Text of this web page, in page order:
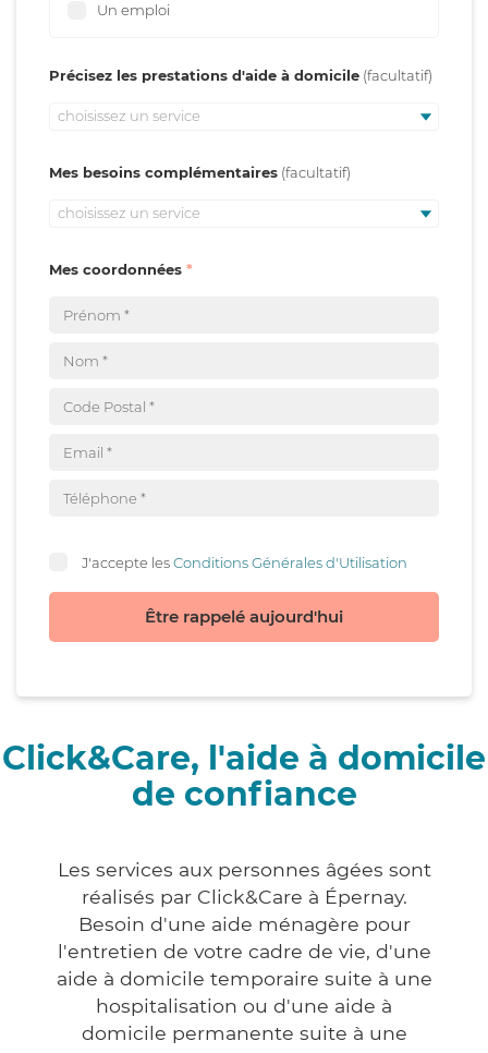
Un emploi
Précisez les prestations d'aide à domicile
choisissez un service
Mes besoins complémentaires
choisissez un service
Mes coordonnées
J'accepte lesConditions Générales d'Utilisation
Être rappelé aujourd'hui
Click&Care, l'aide à domicile
de confiance
Les services aux personnes âgées sont
réalisés par Click&Care à Épernay.
Besoin d'une aide ménagère pour
l'entretien de votre cadre de vie, d'une
aide à domicile temporaire suite à une
hospitalisation ou d'une aide à
domicile permanente suite à une